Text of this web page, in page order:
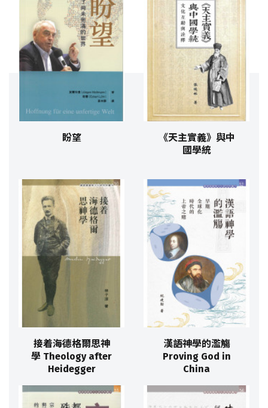
盼望
《天主實義》與中
國學統
接着海德格爾思神
學 Theology after
Heidegger
漢語神學的濫觴
Proving God in
China